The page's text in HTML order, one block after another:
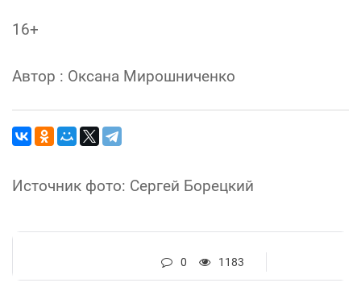
16+
Автор : Оксана Мирошниченко
Источник фото: Сергей Борецкий
0 1183